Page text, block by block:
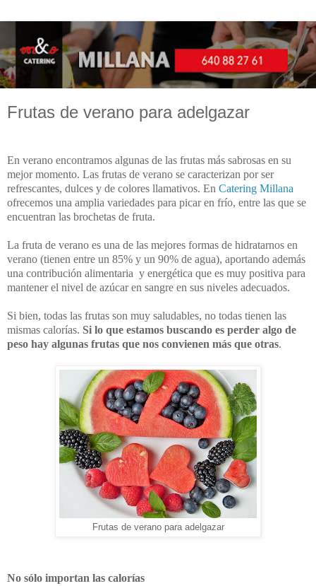
Frutas de verano para adelgazar
En verano encontramos algunas de las frutas más sabrosas en su
mejor momento. Las frutas de verano se caracterizan por ser
refrescantes, dulces y de colores llamativos. En Catering Millana
ofrecemos una amplia variedades para picar en frío, entre las que se
encuentran las brochetas de fruta.
La fruta de verano es una de las mejores formas de hidratarnos en
verano (tienen entre un 85% y un 90% de agua), aportando además
una contribución alimentaria y energética que es muy positiva para
mantener el nivel de azúcar en sangre en sus niveles adecuados.
Si bien, todas las frutas son muy saludables, no todas tienen las
mismas calorías. Si lo que estamos buscando es perder algo de
peso hay algunas frutas que nos convienen más que otras.
Frutas de verano para adelgazar
No sólo importan las calorías